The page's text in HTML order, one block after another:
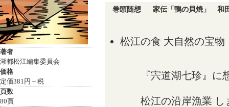
巻頭随想 家伝「鴨の貝焼」 和
松江の食 大自然の宝物
『宍道湖七珍』
松江の沿岸漁業
著者
湖都松江編集委員会
価格
定価381円＋税
頁数
80頁